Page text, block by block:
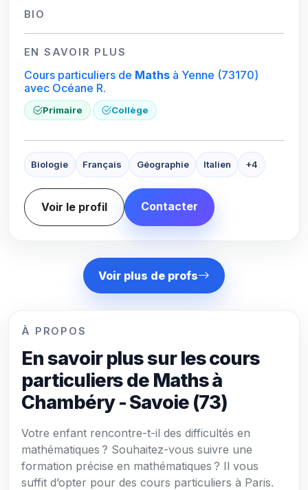
BIO
EN SAVOIR PLUS
Cours particuliers de Mathsà Yenne (73170)
avec Océane R.
Primaire Collège
Biologie Français Géographie Italien +4
Voir le profil Contacter
Voir plus de profs
À PROPOS
En savoir plus sur les cours
particuliers de Maths à
Chambéry - Savoie (73)
Votre enfant rencontre-t-il des difficultés en
mathématiques ? Souhaitez-vous suivre une
formation précise en mathématiques ? Il vous
suffit d’opter pour des cours particuliers à Paris.